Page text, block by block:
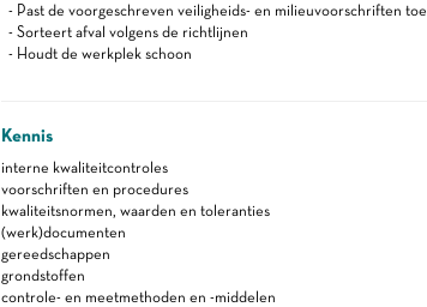
- Past de voorgeschreven veiligheids- en milieuvoorschriften toe
- Sorteert afval volgens de richtlijnen
- Houdt de werkplek schoon
Kennis
interne kwaliteitcontroles
voorschriften en procedures
kwaliteitsnormen, waarden en toleranties
(werk)documenten
gereedschappen
grondstoffen
controle- en meetmethoden en -middelen